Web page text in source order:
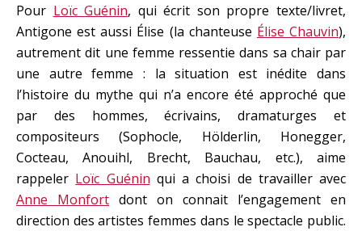
Pour Loïc Guénin, qui écrit son propre texte/livret,
Antigone est aussi Élise (la chanteuse Élise Chauvin),
autrement dit une femme ressentie dans sa chair par
une autre femme : la situation est inédite dans
l’histoire du mythe qui n’a encore été approché que
par des hommes, écrivains, dramaturges et
compositeurs (Sophocle, Hölderlin, Honegger,
Cocteau, Anouihl, Brecht, Bauchau, etc.), aime
rappeler Loïc Guénin qui a choisi de travailler avec
Anne Monfort dont on connait l’engagement en
direction des artistes femmes dans le spectacle public.